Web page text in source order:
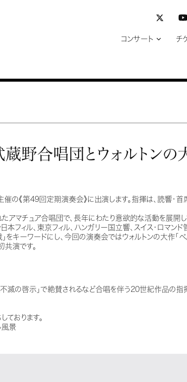
コンサート チ
蔵野合唱団とウォルトンの
の《第49回定期演奏会》に出演します。指揮は、読響・
マチュア合唱団で、長年にわたり意欲的な活動を展開し
フィル、東京フィル、ハンガリー国立響、スイス・ロマンド
をキーワードにし、今回の演奏会ではウォルトンの大作「
共演です。
不滅の啓示」で絶賛されるなど合唱を伴う20世紀作品の
ております。
風景